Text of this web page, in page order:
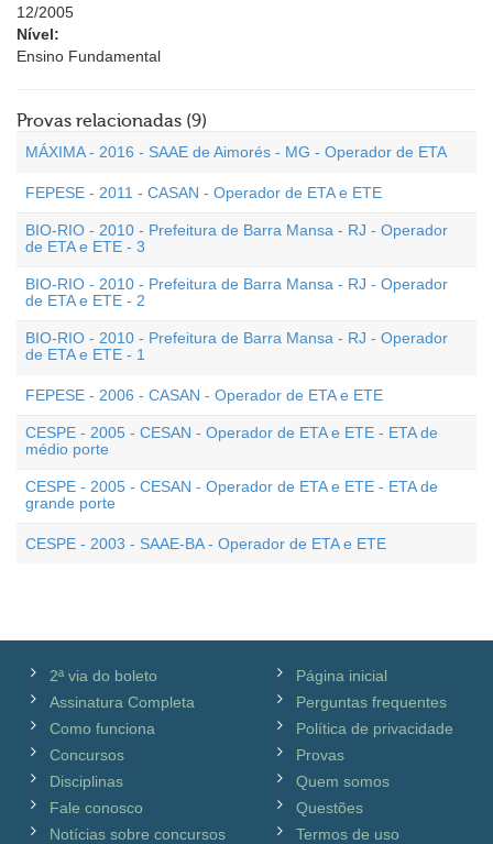
12/2005
Nível:
Ensino Fundamental
Provas relacionadas (9)
MÁXIMA - 2016 - SAAE de Aimorés - MG - Operador de ETA
FEPESE - 2011 - CASAN - Operador de ETA e ETE
BIO-RIO - 2010 - Prefeitura de Barra Mansa - RJ - Operador
de ETA e ETE - 3
BIO-RIO - 2010 - Prefeitura de Barra Mansa - RJ - Operador
de ETA e ETE - 2
BIO-RIO - 2010 - Prefeitura de Barra Mansa - RJ - Operador
de ETA e ETE - 1
FEPESE - 2006 - CASAN - Operador de ETA e ETE
CESPE - 2005 - CESAN - Operador de ETA e ETE - ETA de
médio porte
CESPE - 2005 - CESAN - Operador de ETA e ETE - ETA de
grande porte
CESPE - 2003 - SAAE-BA - Operador de ETA e ETE
2ª via do boleto
Assinatura Completa
Como funciona
Concursos
Disciplinas
Fale conosco
Notícias sobre concursos
Página inicial
Perguntas frequentes
Política de privacidade
Provas
Quem somos
Questões
Termos de uso